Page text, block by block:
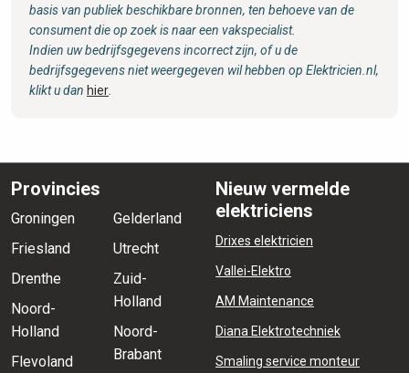
basis van publiek beschikbare bronnen, ten behoeve van de
consument die op zoek is naar een vakspecialist.
Indien uw bedrijfsgegevens incorrect zijn, of u de
bedrijfsgegevens niet weergegeven wil hebben op Elektricien.nl,
klikt u dan hier
Provincies
Groningen
Friesland
Drenthe
Noord-
Holland
Flevoland
Gelderland
Utrecht
Zuid-
Holland
Noord-
Brabant
Nieuw vermelde
elektriciens
Drixes elektricien
Vallei-Elektro
AM Maintenance
Diana Elektrotechniek
Smaling service monteur